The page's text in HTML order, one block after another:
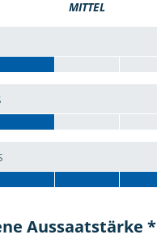
MITTEL
Aussaatstärke *